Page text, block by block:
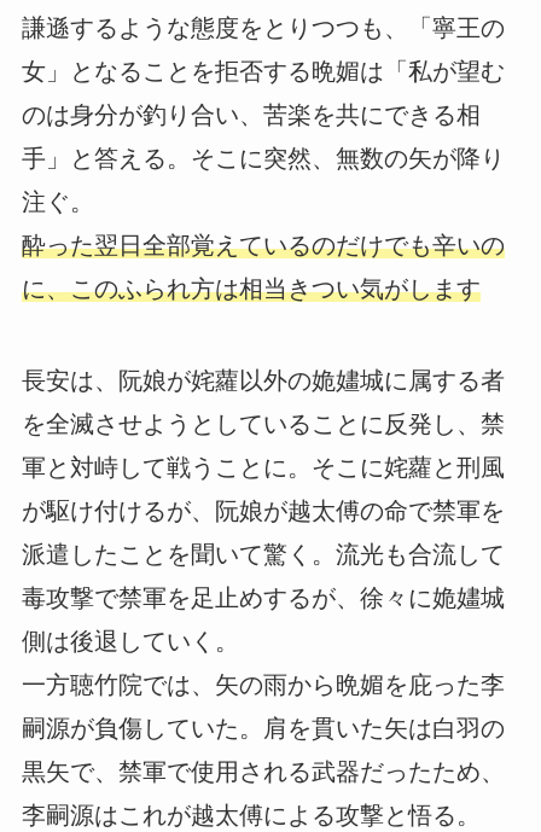
謙遜するような態度をとりつつも、「寧王の
女」となることを拒否する晩媚は「私が望む
のは身分が釣り合い、苦楽を共にできる相
手」と答える。そこに突然、無数の矢が降り
注ぐ。
酔った翌日全部覚えているのだけでも辛いの
に、このふられ方は相当きつい気がします
長安は、阮娘が姹蘿以外の姽嫿城に属する者
を全滅させようとしていることに反発し、禁
軍と対峙して戦うことに。そこに姹蘿と刑風
が駆け付けるが、阮娘が越太傅の命で禁軍を
派遣したことを聞いて驚く。流光も合流して
毒攻撃で禁軍を足止めするが、徐々に姽嫿城
側は後退していく。
一方聴竹院では、矢の雨から晩媚を庇った李
嗣源が負傷していた。肩を貫いた矢は白羽の
黒矢で、禁軍で使用される武器だったため、
李嗣源はこれが越太傅による攻撃と悟る。